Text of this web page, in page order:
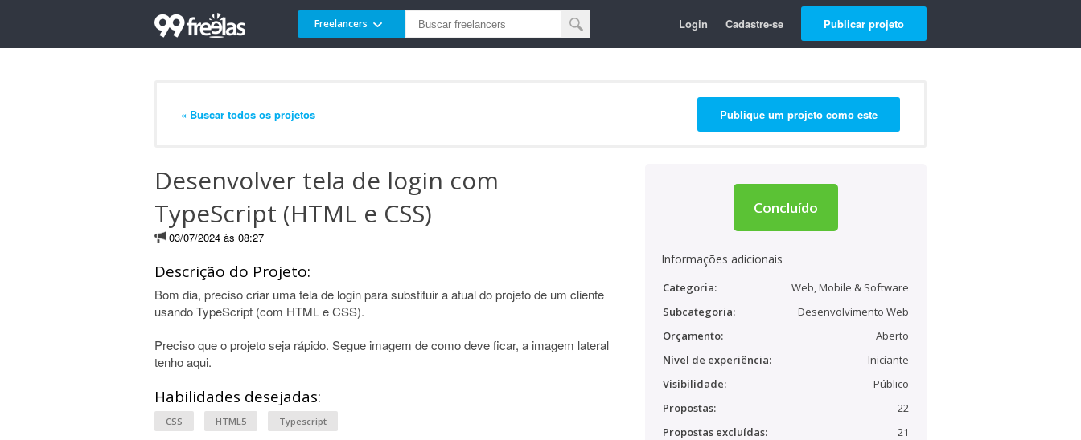
Freelancers Login Cadastre-se Publicar projeto
« Buscar todos os projetos Publique um projeto como este
Desenvolver tela de login com
TypeScript (HTML e CSS)
03/07/2024 às 08:27
Descrição do Projeto:
Bom dia, preciso criar uma tela de login para substituir a atual do projeto de um cliente
usando TypeScript (com HTML e CSS).
Preciso que o projeto seja rápido. Segue imagem de como deve ficar, a imagem lateral
tenho aqui.
Habilidades desejadas:
CSS HTML5 Typescript
Concluído
Informações adicionais
Categoria:
Web, Mobile & Software
Subcategoria:
Desenvolvimento Web
Orçamento:
Aberto
Nível de experiência:
Iniciante
Visibilidade:
Público
Propostas:
22
Propostas excluídas:
21